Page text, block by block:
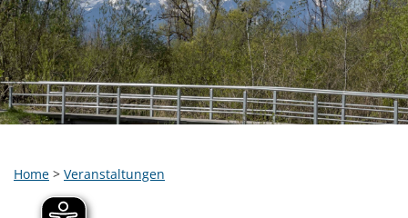
Home > Veranstaltungen